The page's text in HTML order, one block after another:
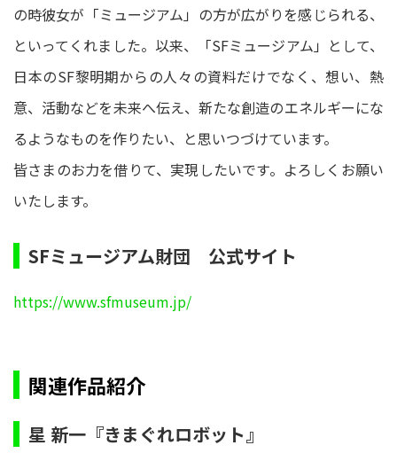
の時彼女が「ミュージアム」の方が広がりを感じられる、
といってくれました。以来、「SFミュージアム」として、
日本のSF黎明期からの人々の資料だけでなく、想い、熱
意、活動などを未来へ伝え、新たな創造のエネルギーにな
るようなものを作りたい、と思いつづけています。
皆さまのお力を借りて、実現したいです。よろしくお願い
いたします。
SFミュージアム財団 公式サイト
https://www.sfmuseum.jp/
関連作品紹介
星 新一『きまぐれロボット』